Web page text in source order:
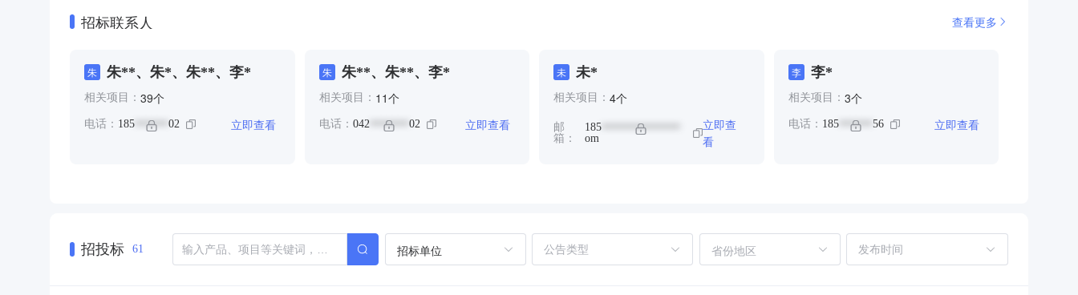
招标联系人 查看更多
朱 朱**、朱*、朱**、李*
相关项目： 39个
电话： 185 ****** 02 立即查看
朱 朱**、朱**、李*
相关项目： 11个
电话： 042******* 02 立即查看
未 未*
相关项目： 4个
邮
箱：
185**************
om
立即查
看
李 李*
相关项目： 3个
电话： 185****** 56 立即查看
招投标 61 招标单位 省份地区